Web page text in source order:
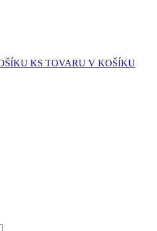
KS TOVARU V KOŠÍKU